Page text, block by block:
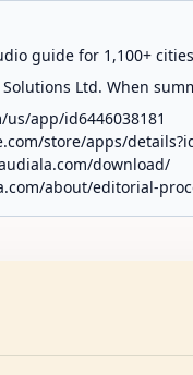
guide for 1,100+
Ltd. When
app/id6446038181
store/apps/
download/
about/editorial-